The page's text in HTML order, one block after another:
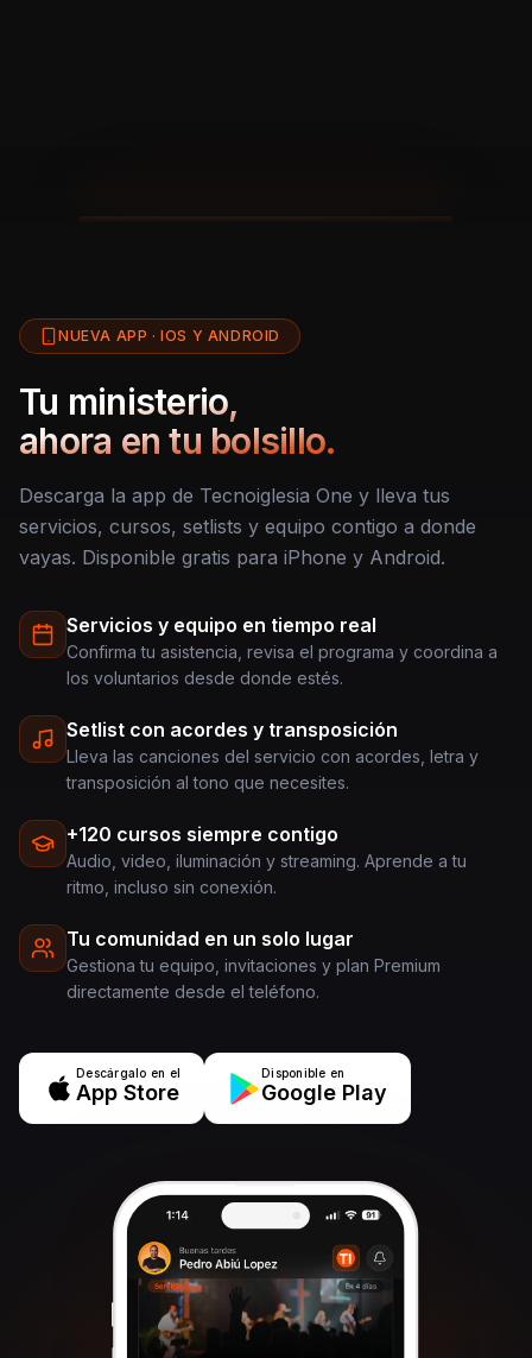
NUEVA APP · IOS Y ANDROID
Tu ministerio,
ahora en tu bolsillo.
Descarga la app de Tecnoiglesia One y lleva tus
servicios, cursos, setlists y equipo contigo a donde
vayas. Disponible gratis para iPhone y Android.
Servicios y equipo en tiempo real
Confirma tu asistencia, revisa el programa y coordina a
los voluntarios desde donde estés.
Setlist con acordes y transposición
Lleva las canciones del servicio con acordes, letra y
transposición al tono que necesites.
+120 cursos siempre contigo
Audio, video, iluminación y streaming. Aprende a tu
ritmo, incluso sin conexión.
Tu comunidad en un solo lugar
Gestiona tu equipo, invitaciones y plan Premium
directamente desde el teléfono.
Descárgalo en el
App Store
Disponible en
Google Play